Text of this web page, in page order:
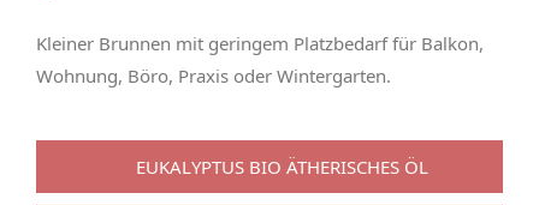
Kleiner Brunnen mit geringem Platzbedarf für Balkon,
Wohnung, Böro, Praxis oder Wintergarten.
EUKALYPTUS BIO ÄTHERISCHES ÖL